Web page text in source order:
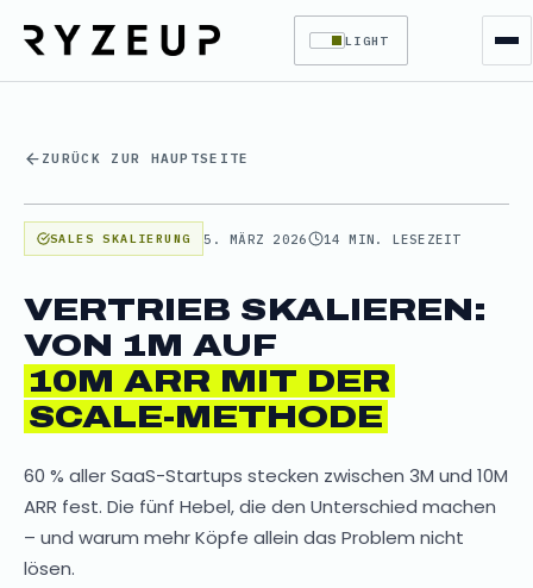
LIGHT
ZURÜCK ZUR HAUPTSEITE
SALES SKALIERUNG 5. MÄRZ 2026 14 MIN. LESEZEIT
VERTRIEB SKALIEREN:
VON 1M AUF
10M ARR MIT DER
SCALE-METHODE
60 % aller SaaS-Startups stecken zwischen 3M und 10M
ARR fest. Die fünf Hebel, die den Unterschied machen
– und warum mehr Köpfe allein das Problem nicht
lösen.